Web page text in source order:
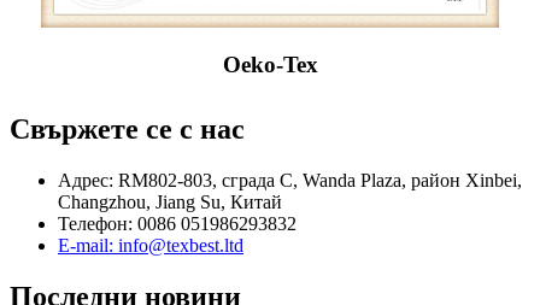
Oeko-Tex
Свържете се с нас
Адрес: RM802-803, сграда C, Wanda Plaza, район Xinbei,
Changzhou, Jiang Su, Китай
Телефон: 0086 051986293832
E-mail: info@texbest.ltd
Последни новини